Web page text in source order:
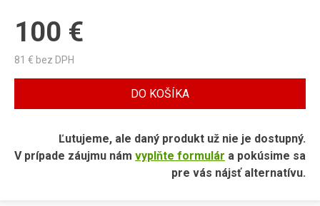
100 €
81 € bez DPH
DO KOŠÍKA
Ľutujeme, ale daný produkt už nie je dostupný.
V prípade záujmu nám vyplňte formulár a pokúsime sa
pre vás nájsť alternatívu.